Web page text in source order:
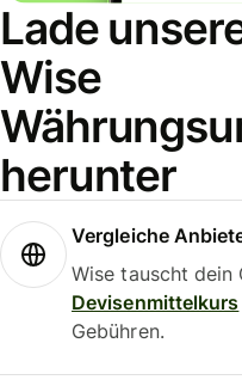
Lade
Wise
herunter
Vergleiche
Wise tauscht dein
Devisenmittelkurs
Gebühren.